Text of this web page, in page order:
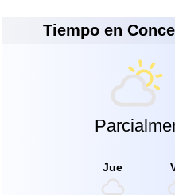
Tiempo en
Jue